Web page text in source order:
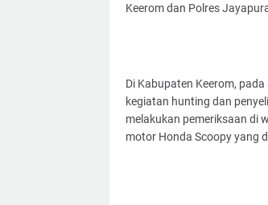
Keerom dan Polres
Di Kabupaten Keerom,
kegiatan hunting dan
melakukan pemeriksaan di
motor Honda Scoopy yang